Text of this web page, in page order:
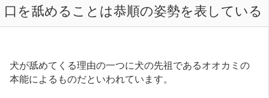
口を舐めることは恭順の姿勢を表している
犬が舐めてくる理由の一つに犬の先祖であるオオカミの
本能によるものだといわれています。